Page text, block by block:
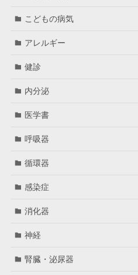
こどもの病気
アレルギー
健診
内分泌
医学書
呼吸器
循環器
感染症
消化器
神経
腎臓・泌尿器